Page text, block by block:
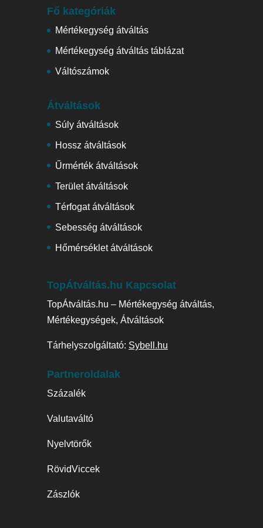
Fő kategóriák
Mértékegység átváltás
Mértékegység átváltás táblázat
Váltószámok
Átváltások
Súly átváltások
Hossz átváltások
Űrmérték átváltások
Terület átváltások
Térfogat átváltások
Sebesség átváltások
Hőmérséklet átváltások
TopÁtváltás.hu Kapcsolat
TopÁtváltás.hu – Mértékegység átváltás,
Mértékegységek, Átváltások
Tárhelyszolgáltató: Sybell.hu
Partneroldalak
Százalék
Valutaváltó
Nyelvtörők
RövidViccek
Zászlók